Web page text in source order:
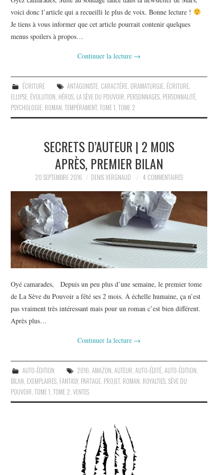
voici donc l’article qui a recueilli le plus de voix. Bonne lecture !
Je tiens à vous informer que cet article pourrait contenir quelques
menus spoilers à propos…
Continuer la lecture →
ÉCRITURE ANTAGONISTE, CARACTÈRE, DRAMATURGIE, ÉCRITURE,
ELLIPSE, ÉVOLUTION, HÉROS, LA SÈVE DU POUVOIR, PERSONNAGES, PERSONNALITÉ,
PSYCHOLOGIE, ROMAN,TEMPÉRAMENT,TOME 1,TOME 2
SECRETS D’AUTEUR | 2 MOIS
APRÈS, PREMIER BILAN
20 SEPTEMBRE 2016 DENIS VERGNAUD 4 COMMENTAIRES
Oyé camarades, Depuis un peu plus d’une semaine, le premier tome
de La Sève du Pouvoir a fêté ses 2 mois. À échelle humaine, ça n’est
pas vraiment très intéressant mais pour un roman c’est bien différent.
Après plus…
Continuer la lecture →
AUTO-ÉDITION 2016, AMAZON, AUTEUR, AUTO-ÉDITÉ, AUTO-ÉDITION,
BILAN, EXEMPLAIRES, FANTASY, PARTAGE, PROJET, ROMAN, ROYALTIES,SÈVE DU
POUVOIR,TOME 1,TOME 2,VENTES